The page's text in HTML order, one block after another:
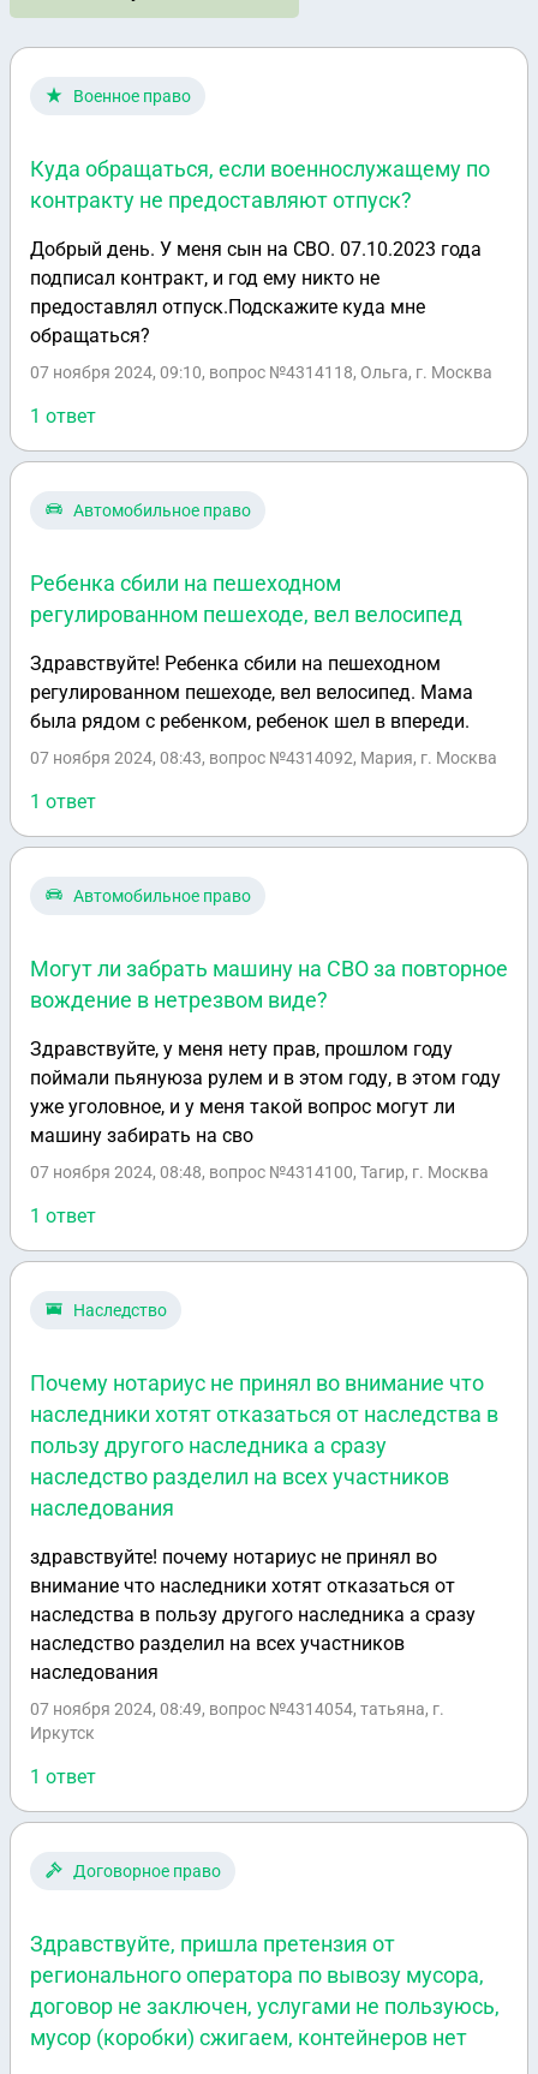
Военное право
Куда обращаться, если военнослужащему по
контракту не предоставляют отпуск?
Добрый день. У меня сын на СВО. 07.10.2023 года
подписал контракт, и год ему никто не
предоставлял отпуск.Подскажите куда мне
обращаться?
07 ноября 2024, 09:10, вопрос №4314118, Ольга, г. Москва
1 ответ
Автомобильное право
Ребенка сбили на пешеходном
регулированном пешеходе, вел велосипед
Здравствуйте! Ребенка сбили на пешеходном
регулированном пешеходе, вел велосипед. Мама
была рядом с ребенком, ребенок шел в впереди.
07 ноября 2024, 08:43, вопрос №4314092, Мария, г. Москва
1 ответ
Автомобильное право
Могут ли забрать машину на СВО за повторное
вождение в нетрезвом виде?
Здравствуйте, у меня нету прав, прошлом году
поймали пьянуюза рулем и в этом году, в этом году
уже уголовное, и у меня такой вопрос могут ли
машину забирать на сво
07 ноября 2024, 08:48, вопрос №4314100, Тагир, г. Москва
1 ответ
Наследство
Почему нотариус не принял во внимание что
наследники хотят отказаться от наследства в
пользу другого наследника а сразу
наследство разделил на всех участников
наследования
здравствуйте! почему нотариус не принял во
внимание что наследники хотят отказаться от
наследства в пользу другого наследника а сразу
наследство разделил на всех участников
наследования
07 ноября 2024, 08:49, вопрос №4314054, татьяна, г.
Иркутск
1 ответ
Договорное право
Здравствуйте, пришла претензия от
регионального оператора по вывозу мусора,
договор не заключен, услугами не пользуюсь,
мусор (коробки) сжигаем, контейнеров нет